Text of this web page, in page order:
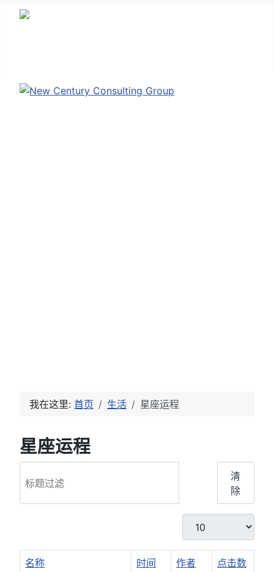
我在这里: 首页 生活 星座运程
星座运程
清
除
每页显示条数
名称 时间 作者 点击数